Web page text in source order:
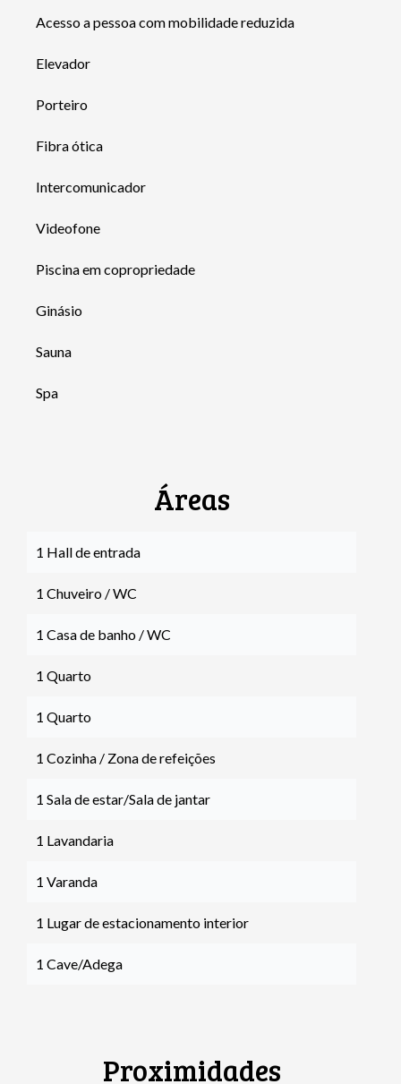
Acesso a pessoa com mobilidade reduzida
Elevador
Porteiro
Fibra ótica
Intercomunicador
Videofone
Piscina em copropriedade
Ginásio
Sauna
Spa
Áreas
1 Hall de entrada
1 Chuveiro / WC
1 Casa de banho / WC
1 Quarto
1 Quarto
1 Cozinha / Zona de refeições
1 Sala de estar/Sala de jantar
1 Lavandaria
1 Varanda
1 Lugar de estacionamento interior
1 Cave/Adega
Proximidades